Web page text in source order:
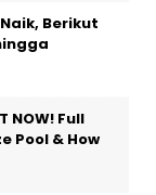
Berikut
NOW! Full
Pool & How